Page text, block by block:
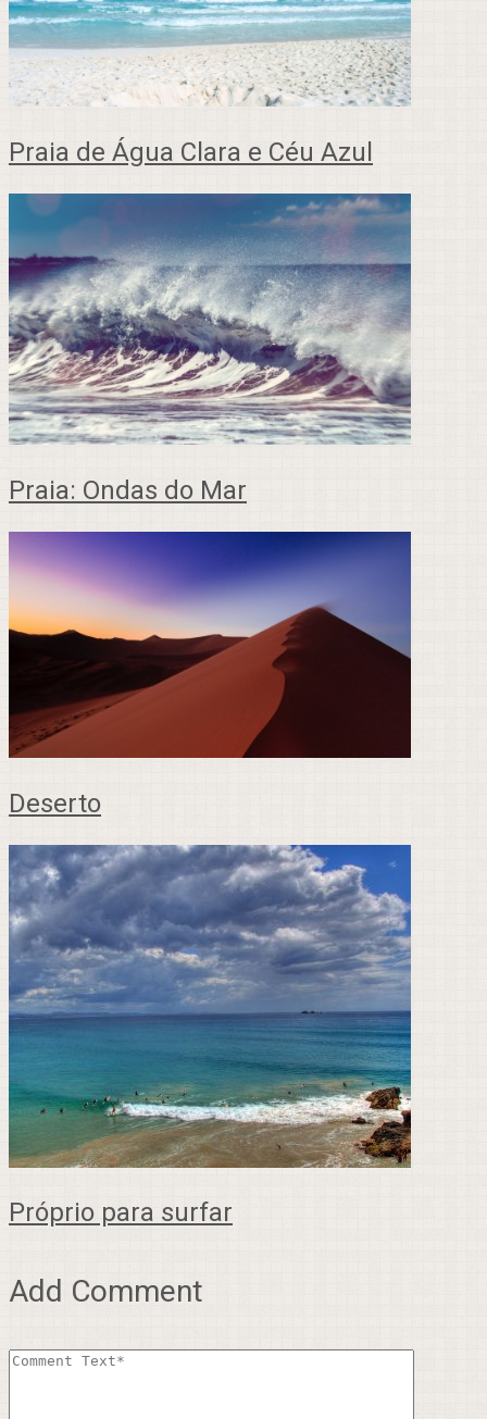
Praia de Água Clara e Céu Azul
Praia: Ondas do Mar
Deserto
Próprio para surfar
Add Comment